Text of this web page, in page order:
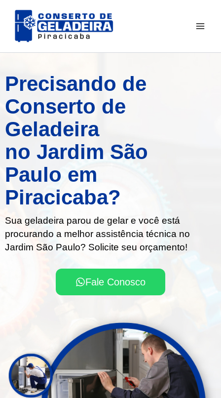
para
Precisando de
Conserto de
Geladeira
no Jardim São
Paulo em
Piracicaba?
Sua geladeira parou de gelar e você está
procurando a melhor assistência técnica no
Jardim São Paulo? Solicite seu orçamento!
Fale Conosco